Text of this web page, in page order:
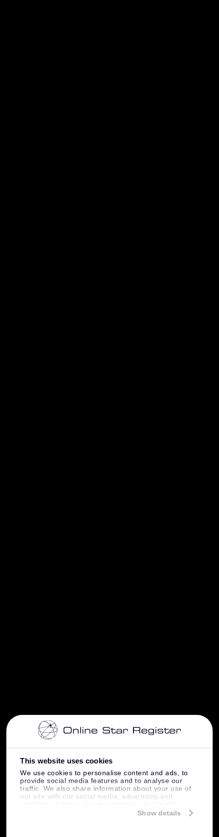
This website uses cookies
We use cookies to personalise content and ads, to
provide social media features and to analyse our
traffic. We also share information about your use of
our site with our social media, advertising and
information that you’ve provided to them or that
Show details